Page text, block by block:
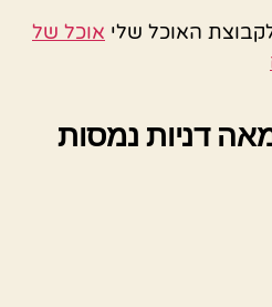
האוכל שלי אוכל של
דניות נמסות